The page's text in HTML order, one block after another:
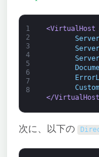
1
2
3
4
5
6
7
8
<VirtualHost
ErrorLog
CustomLog
</
次に、以下の